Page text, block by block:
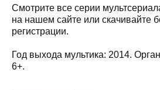
Смотрите все серии
на нашем сайте или скачивайте
регистрации.
Год выхода мультика: 2014.
6+.